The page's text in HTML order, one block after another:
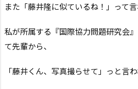
また「藤井隆に似ているね！」って言
私が所属する『国際協力問題研究会
て先輩から、
「藤井くん、写真撮らせて」っと言わ